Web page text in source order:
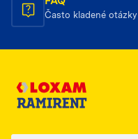
Často kladené otázky